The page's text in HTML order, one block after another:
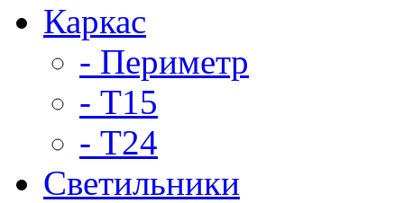
Каркас
- Периметр
- Т15
- Т24
Светильники